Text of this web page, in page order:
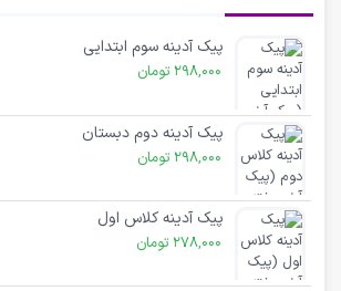
پیک آدینه سوم ابتدایی
298,000 تومان
پیک آدینه دوم دبستان
298,000 تومان
پیک آدینه کلاس اول
278,000 تومان